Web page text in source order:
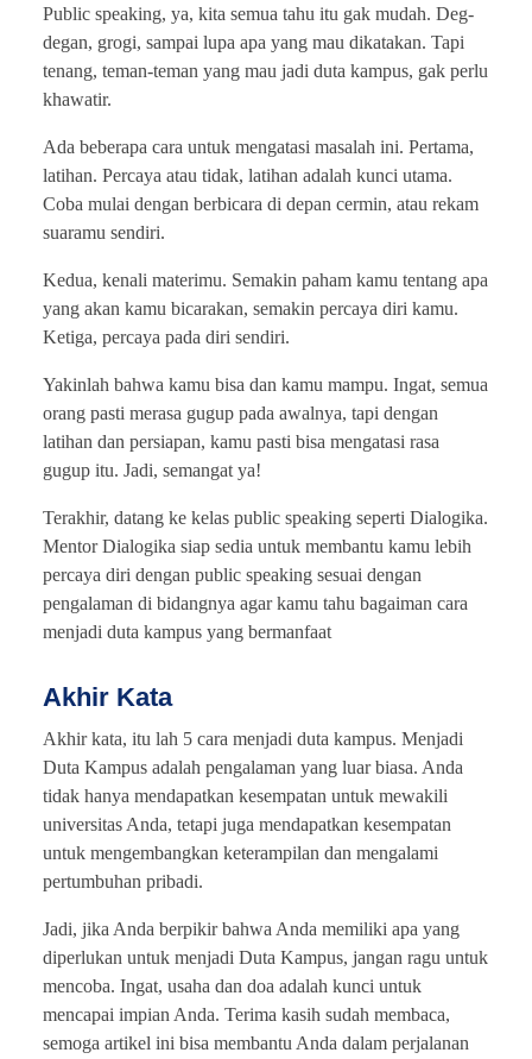
Public speaking, ya, kita semua tahu itu gak mudah. Deg-
degan, grogi, sampai lupa apa yang mau dikatakan. Tapi
tenang, teman-teman yang mau jadi duta kampus, gak perlu
khawatir.
Ada beberapa cara untuk mengatasi masalah ini. Pertama,
latihan. Percaya atau tidak, latihan adalah kunci utama.
Coba mulai dengan berbicara di depan cermin, atau rekam
suaramu sendiri.
Kedua, kenali materimu. Semakin paham kamu tentang apa
yang akan kamu bicarakan, semakin percaya diri kamu.
Ketiga, percaya pada diri sendiri.
Yakinlah bahwa kamu bisa dan kamu mampu. Ingat, semua
orang pasti merasa gugup pada awalnya, tapi dengan
latihan dan persiapan, kamu pasti bisa mengatasi rasa
gugup itu. Jadi, semangat ya!
Terakhir, datang ke kelas public speaking seperti Dialogika.
Mentor Dialogika siap sedia untuk membantu kamu lebih
percaya diri dengan public speaking sesuai dengan
pengalaman di bidangnya agar kamu tahu bagaiman cara
menjadi duta kampus yang bermanfaat
Akhir Kata
Akhir kata, itu lah 5 cara menjadi duta kampus. Menjadi
Duta Kampus adalah pengalaman yang luar biasa. Anda
tidak hanya mendapatkan kesempatan untuk mewakili
universitas Anda, tetapi juga mendapatkan kesempatan
untuk mengembangkan keterampilan dan mengalami
pertumbuhan pribadi.
Jadi, jika Anda berpikir bahwa Anda memiliki apa yang
diperlukan untuk menjadi Duta Kampus, jangan ragu untuk
mencoba. Ingat, usaha dan doa adalah kunci untuk
mencapai impian Anda. Terima kasih sudah membaca,
semoga artikel ini bisa membantu Anda dalam perjalanan